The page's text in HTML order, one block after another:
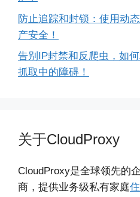
防止追踪和封锁：使用动
产安全！
告别IP封禁和反爬虫，如
抓取中的障碍！
关于CloudProxy
CloudProxy是全球领先的
商，提供业务级私有家庭